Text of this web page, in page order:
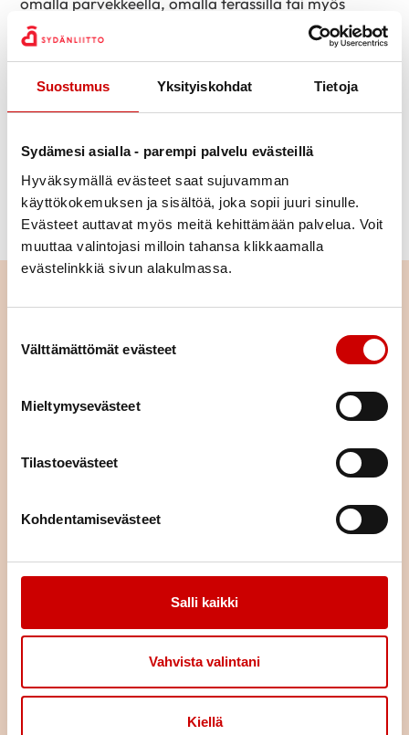
Suostumus Yksityiskohdat Tietoja
Sydämesi asialla - parempi palvelu evästeillä
Hyväksymällä evästeet saat sujuvamman
käyttökokemuksen ja sisältöä, joka sopii juuri sinulle.
Evästeet auttavat myös meitä kehittämään palvelua. Voit
muuttaa valintojasi milloin tahansa klikkaamalla
evästelinkkiä sivun alakulmassa.
Välttämättömät evästeet
Mieltymysevästeet
Tilastoevästeet
Kohdentamisevästeet
Salli kaikki
Vahvista valintani
Kiellä
ikiomalla pihalla. Pihalla apuna voi käyttää vaikkapa
penkkiä, isoa kiveä tai puun runkoa.
Mukavia hetkiä jumpan parissa!
Lisää vinkkejä liikuntaan ja hyvään oloon löydät
Liikuntavinkit-osiosta.
Pitkä tie tahdistinhoidossa –
LUE ARTIKKELI
Istuminen kuormittaa myös
Sydänkuntoutusta viimeisen
Sydänlihassairaus katkaisi